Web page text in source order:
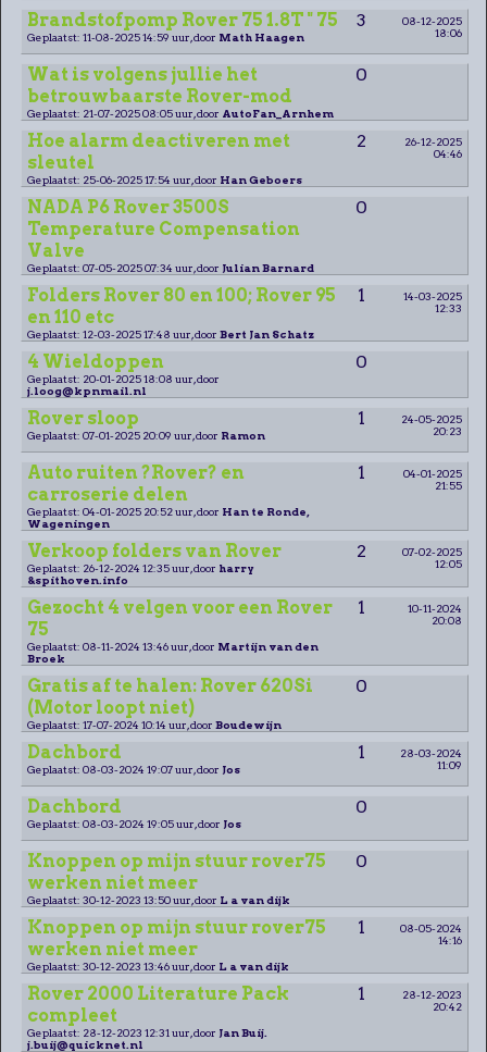
Brandstofpomp Rover 75 1.8T " 75 3
08-12-2025
18:06
Geplaatst: 11-08-2025 14:59 uur, door Math Haagen
Wat is volgens jullie het
betrouwbaarste Rover-mod
0
Geplaatst: 21-07-2025 08:05 uur, door AutoFan_Arnhem
Hoe alarm deactiveren met
sleutel
2
26-12-2025
04:46
Geplaatst: 25-06-2025 17:54 uur, door Han Geboers
NADA P6 Rover 3500S
Temperature Compensation
Valve
0
Geplaatst: 07-05-2025 07:34 uur, door Julian Barnard
Folders Rover 80 en 100; Rover 95
en 110 etc
1
14-03-2025
12:33
Geplaatst: 12-03-2025 17:48 uur, door Bert Jan Schatz
4 Wieldoppen 0
Geplaatst: 20-01-2025 18:08 uur, door
j.loog@kpnmail.nl
Rover sloop 1
24-05-2025
20:23
Geplaatst: 07-01-2025 20:09 uur, door Ramon
Auto ruiten ?Rover? en
carroserie delen
1
04-01-2025
21:55
Geplaatst: 04-01-2025 20:52 uur, door Han te Ronde,
Wageningen
Verkoop folders van Rover 2
07-02-2025
12:05
Geplaatst: 26-12-2024 12:35 uur, door harry
&spithoven.info
Gezocht 4 velgen voor een Rover
75
1
10-11-2024
20:08
Geplaatst: 08-11-2024 13:46 uur, door Martijn van den
Broek
Gratis af te halen: Rover 620Si
(Motor loopt niet)
0
Geplaatst: 17-07-2024 10:14 uur, door Boudewijn
Dachbord 1
28-03-2024
11:09
Geplaatst: 08-03-2024 19:07 uur, door Jos
Dachbord 0
Geplaatst: 08-03-2024 19:05 uur, door Jos
Knoppen op mijn stuur rover75
werken niet meer
0
Geplaatst: 30-12-2023 13:50 uur, door L a van dijk
Knoppen op mijn stuur rover75
werken niet meer
1
08-05-2024
14:16
Geplaatst: 30-12-2023 13:46 uur, door L a van dijk
Rover 2000 Literature Pack
compleet
1
28-12-2023
20:42
Geplaatst: 28-12-2023 12:31 uur, door Jan Buij.
j.buij@quicknet.nl